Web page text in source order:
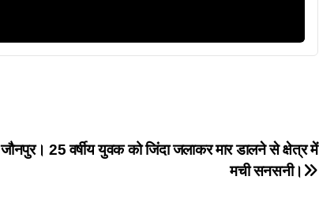
जौनपुर। 25 वर्षीय युवक को जिंदा जलाकर मार डालने से क्षेत्र में
मची सनसनी।